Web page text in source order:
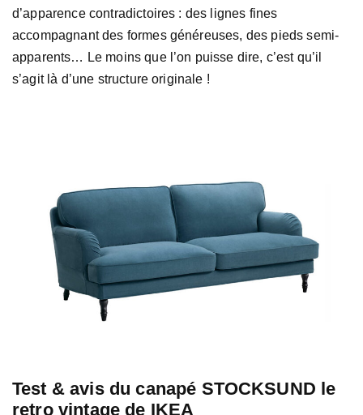
d’apparence contradictoires : des lignes fines
accompagnant des formes généreuses, des pieds semi-
apparents… Le moins que l’on puisse dire, c’est qu’il
s’agit là d’une structure originale !
Test & avis du canapé STOCKSUND le
retro vintage de IKEA